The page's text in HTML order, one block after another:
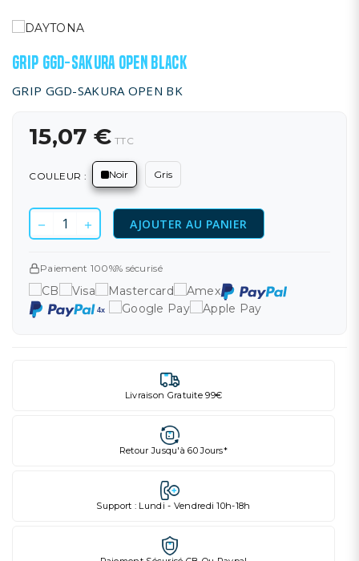
GRIP GGD-SAKURA OPEN BLACK
GRIP GGD-SAKURA OPEN BK
15,07 € TTC
COULEUR : Noir Gris
AJOUTER AU PANIER
Paiement 100%% sécurisé
Livraison Gratuite 99€
Retour Jusqu'à 60 Jours*
Support : Lundi - Vendredi 10h-18h